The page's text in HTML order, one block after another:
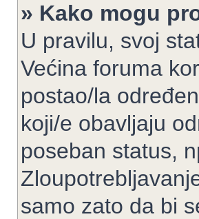
» Kako mogu
U pravilu, svoj
Većina foruma
postao/la
koji/e obavljaju
poseban status,
samo zato da bi